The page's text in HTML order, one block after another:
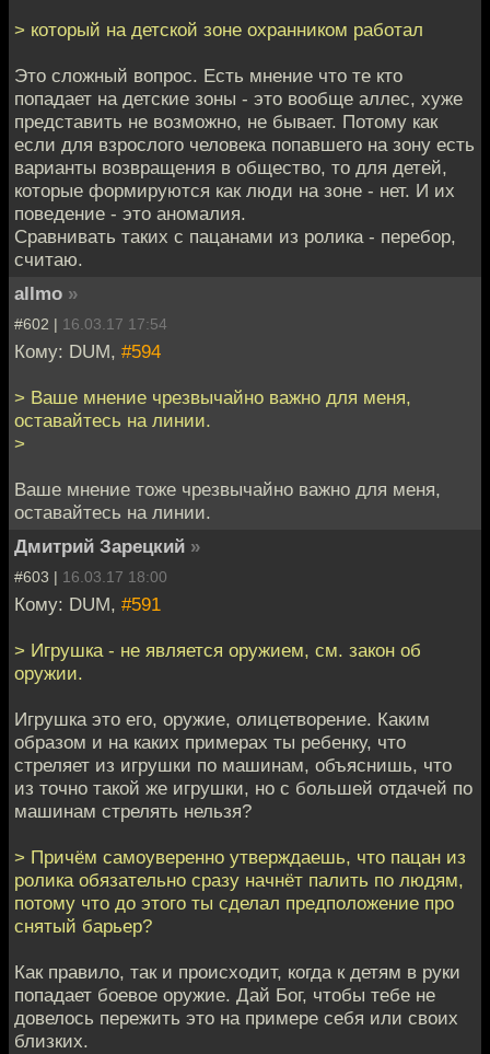
> который на детской зоне охранником работал
Это сложный вопрос. Есть мнение что те кто
попадает на детские зоны - это вообще аллес, хуже
представить не возможно, не бывает. Потому как
если для взрослого человека попавшего на зону есть
варианты возвращения в общество, то для детей,
которые формируются как люди на зоне - нет. И их
поведение - это аномалия.
Сравнивать таких с пацанами из ролика - перебор,
считаю.
allmo »
#602 | 16.03.17 17:54
Кому: DUM, #594
> Ваше мнение чрезвычайно важно для меня,
оставайтесь на линии.
>
Ваше мнение тоже чрезвычайно важно для меня,
оставайтесь на линии.
Дмитрий Зарецкий »
#603 | 16.03.17 18:00
Кому: DUM, #591
> Игрушка - не является оружием, см. закон об
оружии.
Игрушка это его, оружие, олицетворение. Каким
образом и на каких примерах ты ребенку, что
стреляет из игрушки по машинам, объяснишь, что
из точно такой же игрушки, но с большей отдачей по
машинам стрелять нельзя?
> Причём самоуверенно утверждаешь, что пацан из
ролика обязательно сразу начнёт палить по людям,
потому что до этого ты сделал предположение про
снятый барьер?
Как правило, так и происходит, когда к детям в руки
попадает боевое оружие. Дай Бог, чтобы тебе не
довелось пережить это на примере себя или своих
близких.